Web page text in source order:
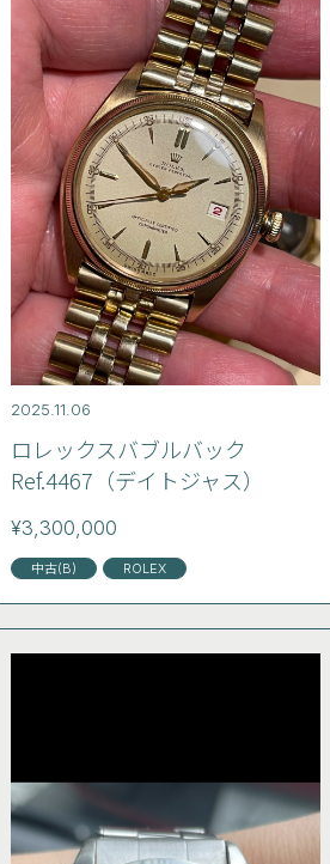
2025.11.06
ロレックスバブルバック
Ref.4467（デイトジャス）
¥3,300,000
中古(B) ROLEX